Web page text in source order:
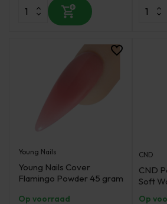
Young Nails
Young Nails Cover
Flamingo Powder 45 gram
Op voorraad
CND
CND
Soft
Op